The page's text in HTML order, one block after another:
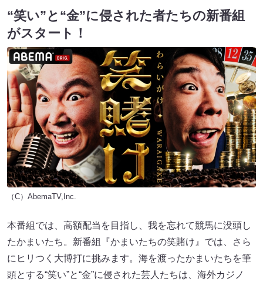
“笑い”と“金”に侵された者たちの新番組
がスタート！
（C）AbemaTV,Inc.
本番組では、高額配当を目指し、我を忘れて競馬に没頭し
たかまいたち。新番組『かまいたちの笑賭け』では、さら
にヒリつく大博打に挑みます。海を渡ったかまいたちを筆
頭とする“笑い”と“金”に侵された芸人たちは、海外カジノ